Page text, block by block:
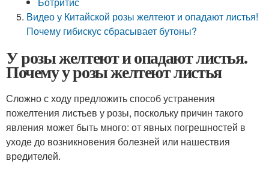
Видео у Китайской розы желтеют и опадают листья!
Почему гибискус сбрасывает бутоны?
У розы желтеют и опадают листья.
Почему у розы желтеют листья
Сложно с ходу предложить способ устранения
пожелтения листьев у розы, поскольку причин такого
явления может быть много: от явных погрешностей в
уходе до возникновения болезней или нашествия
вредителей.